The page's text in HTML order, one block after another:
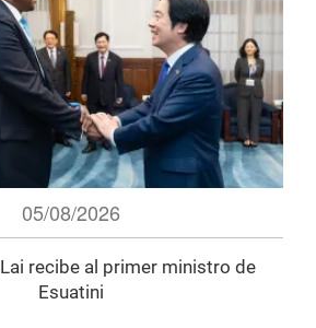
05/08/2026
recibe al primer ministro de
Esuatini